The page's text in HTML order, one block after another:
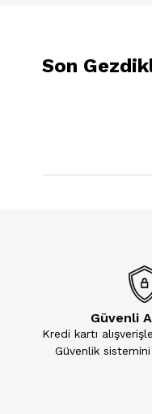
Son
Güvenli
Kredi kartı
Güvenlik